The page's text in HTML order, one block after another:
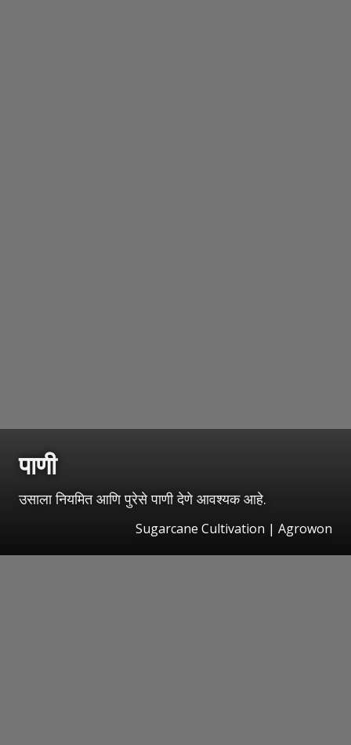
पाणी
उसाला नियमित आणि पुरेसे पाणी देणे आवश्यक आहे.
Sugarcane Cultivation | Agrowon